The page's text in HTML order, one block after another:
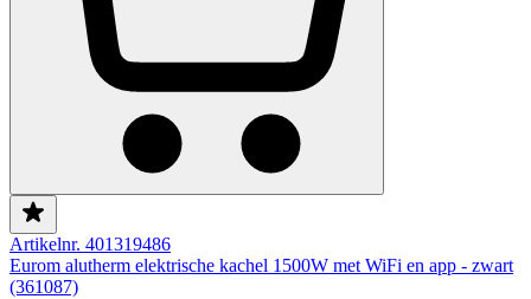
Artikelnr. 401319486
Eurom alutherm elektrische kachel 1500W met WiFi en app - zwart
(361087)